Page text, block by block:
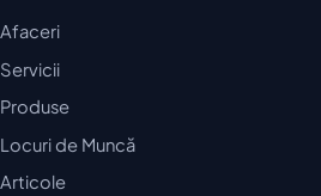
Afaceri
Servicii
Produse
Locuri de Muncă
Articole